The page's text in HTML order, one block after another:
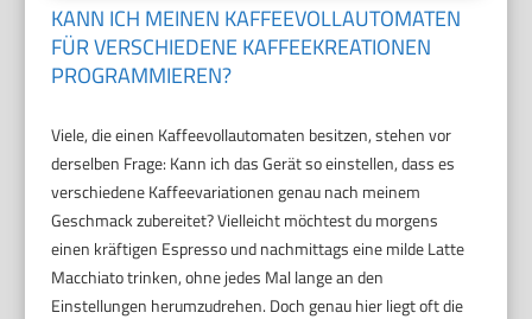
KANN ICH MEINEN KAFFEEVOLLAUTOMATEN
FÜR VERSCHIEDENE KAFFEEKREATIONEN
PROGRAMMIEREN?
Viele, die einen Kaffeevollautomaten besitzen, stehen vor
derselben Frage: Kann ich das Gerät so einstellen, dass es
verschiedene Kaffeevariationen genau nach meinem
Geschmack zubereitet? Vielleicht möchtest du morgens
einen kräftigen Espresso und nachmittags eine milde Latte
Macchiato trinken, ohne jedes Mal lange an den
Einstellungen herumzudrehen. Doch genau hier liegt oft die